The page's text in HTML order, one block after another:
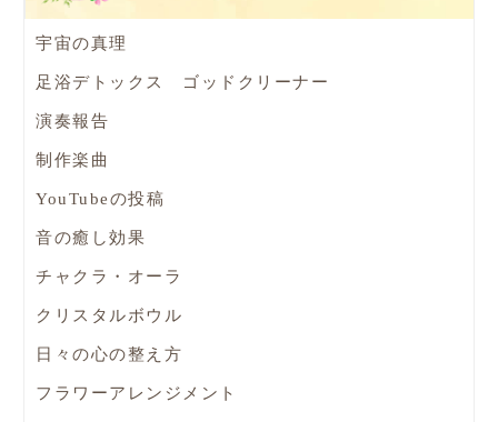
宇宙の真理
足浴デトックス ゴッドクリーナー
演奏報告
制作楽曲
YouTubeの投稿
音の癒し効果
チャクラ・オーラ
クリスタルボウル
日々の心の整え方
フラワーアレンジメント